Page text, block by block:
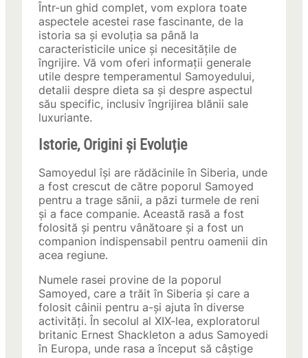
Într-un ghid complet, vom explora toate
aspectele acestei rase fascinante, de la
istoria sa și evoluția sa până la
caracteristicile unice și necesitățile de
îngrijire. Vă vom oferi informații generale
utile despre temperamentul Samoyedului,
detalii despre dieta sa și despre aspectul
său specific, inclusiv îngrijirea blănii sale
luxuriante.
Istorie, Origini și Evoluție
Samoyedul își are rădăcinile în Siberia, unde
a fost crescut de către poporul Samoyed
pentru a trage sănii, a păzi turmele de reni
și a face companie. Această rasă a fost
folosită și pentru vânătoare și a fost un
companion indispensabil pentru oamenii din
acea regiune.
Numele rasei provine de la poporul
Samoyed, care a trăit în Siberia și care a
folosit câinii pentru a-și ajuta în diverse
activități. În secolul al XIX-lea, exploratorul
britanic Ernest Shackleton a adus Samoyedi
în Europa, unde rasa a început să câștige